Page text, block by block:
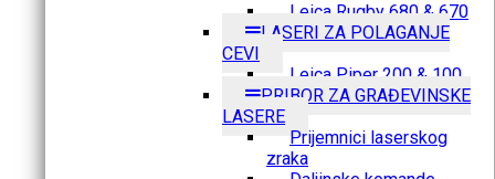
Leica Rugby 680 & 670
LASERI ZA POLAGANJE
CEVI
Leica Piper 200 & 100
PRIBOR ZA GRAĐEVINSKE
LASERE
Prijemnici laserskog
zraka